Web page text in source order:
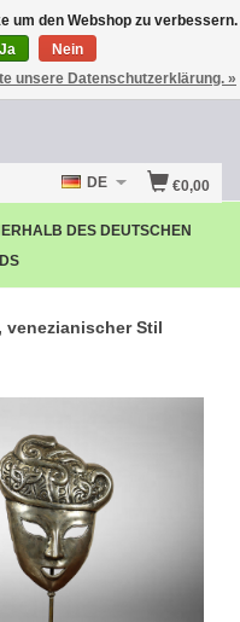
€0,00
DE
DES DEUTSCHEN
venezianischer Stil
um den Webshop zu verbessern.
Ja
Nein
unsere Datenschutzerklärung. »